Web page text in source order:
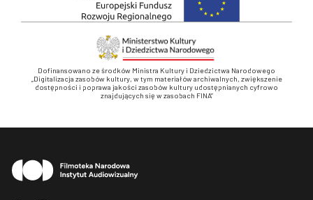
Dofinansowano ze środków Ministra Kultury i Dziedzictwa Narodowego
„Digitalizacja zasobów kultury, w tym materiałów archiwalnych, zwiększenie
dostępności i poprawa jakości zasobów kultury udostępnianych cyfrowo
znajdujących się w zasobach FINA”